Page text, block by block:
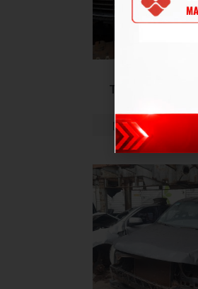
TRAILBLAZER
2016